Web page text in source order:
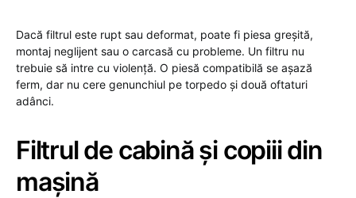
Dacă filtrul este rupt sau deformat, poate fi piesa greșită,
montaj neglijent sau o carcasă cu probleme. Un filtru nu
trebuie să intre cu violență. O piesă compatibilă se așază
ferm, dar nu cere genunchiul pe torpedo și două oftaturi
adânci.
Filtrul de cabină și copiii din
mașină